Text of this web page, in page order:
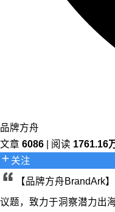
品牌方舟
文章 6086 | 阅读 1761.16
关注
【品牌方舟BrandArk
议题，致力于洞察潜力出海